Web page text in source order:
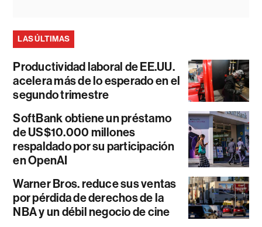
LAS ÚLTIMAS
Productividad laboral de EE.UU.
acelera más de lo esperado en el
segundo trimestre
SoftBank obtiene un préstamo
de US$10.000 millones
respaldado por su participación
en OpenAI
Warner Bros. reduce sus ventas
por pérdida de derechos de la
NBA y un débil negocio de cine